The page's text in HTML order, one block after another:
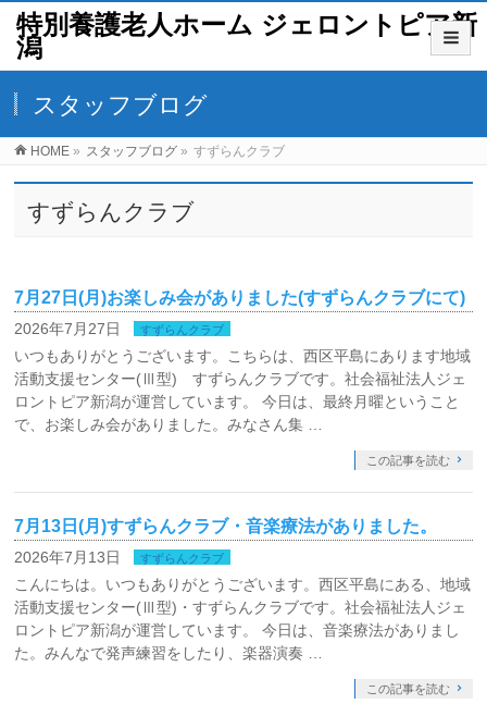
特別養護老人ホーム ジェロントピア新
潟
スタッフブログ
HOME » スタッフブログ » すずらんクラブ
すずらんクラブ
7月27日(月)お楽しみ会がありました(すずらんクラブにて)
2026年7月27日 すずらんクラブ
いつもありがとうございます。こちらは、西区平島にあります地域
活動支援センター(Ⅲ型) すずらんクラブです。社会福祉法人ジェ
ロントピア新潟が運営しています。 今日は、最終月曜ということ
で、お楽しみ会がありました。みなさん集 …
この記事を読む
7月13日(月)すずらんクラブ・音楽療法がありました。
2026年7月13日 すずらんクラブ
こんにちは。いつもありがとうございます。西区平島にある、地域
活動支援センター(Ⅲ型)・すずらんクラブです。社会福祉法人ジェ
ロントピア新潟が運営しています。 今日は、音楽療法がありまし
た。みんなで発声練習をしたり、楽器演奏 …
この記事を読む